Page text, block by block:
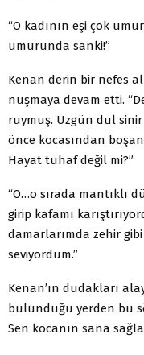
“O kadının eşi çok
umurunda sanki!”
Kenan derin bir nefes
nuşmaya devam etti.
ruymuş. Üzgün dul
önce kocasından
Hayat tuhaf değil mi?”
“O…o sırada mantıklı
girip kafamı
damarlarımda zehir
seviyordum.”
Kenan’ın dudakları
bulunduğu yerden bu
Sen kocanın sana